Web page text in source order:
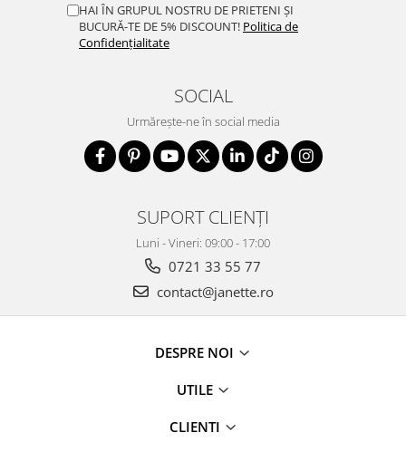
HAI ÎN GRUPUL NOSTRU DE PRIETENI ȘI
BUCURĂ-TE DE 5% DISCOUNT! Politica de
Confidențialitate
SOCIAL
Urmărește-ne în social media
SUPORT CLIENȚI
Luni - Vineri: 09:00 - 17:00
0721 33 55 77
contact@janette.ro
DESPRE NOI
UTILE
CLIENTI